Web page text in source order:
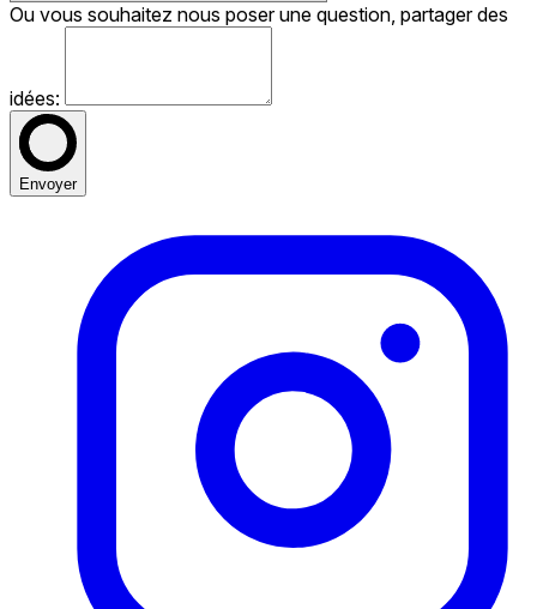
Ou vous souhaitez nous poser une question, partager des
idées:
Envoyer